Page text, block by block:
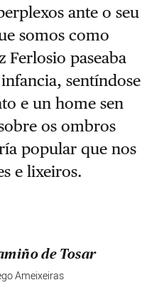
ante o seu
somos como
Ferlosio paseaba
sentíndose
e un home sen
os ombros
popular que nos
e lixeiros.
de Tosar
Ameixeiras